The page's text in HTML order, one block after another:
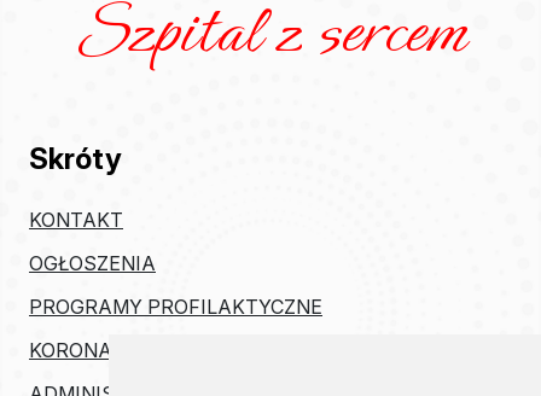
Szpital z sercem
Skróty
KONTAKT
OGŁOSZENIA
PROGRAMY PROFILAKTYCZNE
KORONAWIRUS